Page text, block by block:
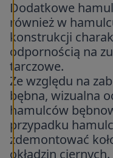
Dodatkowe
również w
konstrukcji
odpornością na
tarczowe.
Ze względu na
bębna, wizualna
hamulców
przypadku
zdemontować
okładzin